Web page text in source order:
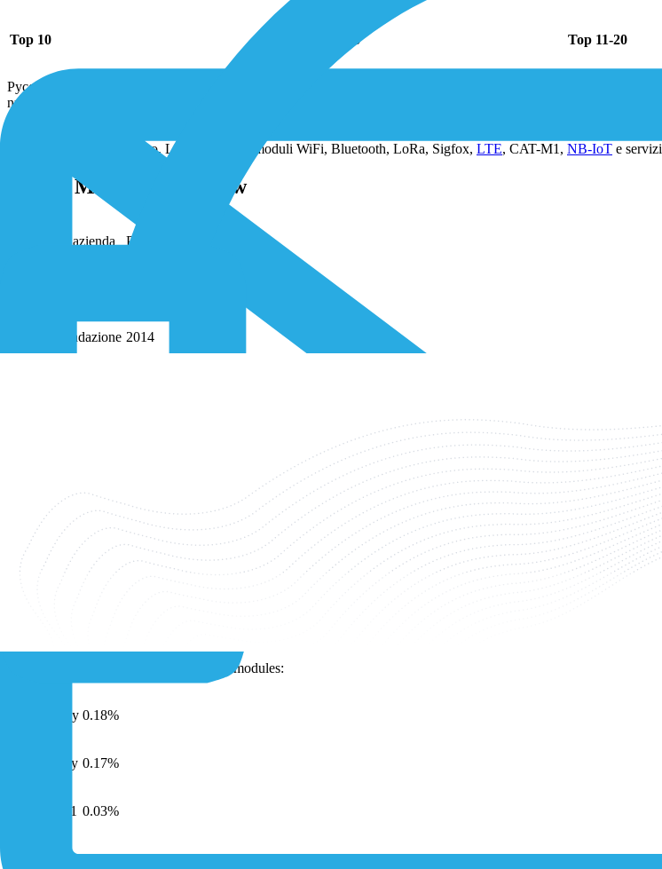
Top 10 Regno Unito Top 11-20
Pycom, un fornitore cinese di moduli IoT per applicazioni globali, è stato recentemente acquisito da Season
numero di clienti.
nell’elettronica di consumo. L’azienda offre moduli WiFi, Bluetooth, LoRa, Sigfox, LTE, CAT-M1, NB-IoT e
Pycom Modules Overview
Nome dell’azienda Pycom Ltd
Anno di fondazione 2014
Fatturato annuo $5m
Sito web https://pycom.io/
Share of 1NCE customers using Pycom modules:
Pycom FiPy 0.18%
Pycom GPy 0.17%
Pycom G01 0.03%